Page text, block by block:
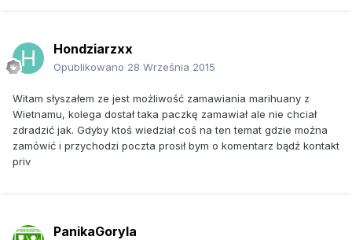
Hondziarzxx
Opublikowano 28 Września 2015
Witam słyszałem ze jest możliwość zamawiania marihuany z
Wietnamu, kolega dostał taka paczkę zamawiał ale nie chciał
zdradzić jak. Gdyby ktoś wiedział coś na ten temat gdzie można
zamówić i przychodzi poczta prosił bym o komentarz bądź kontakt
priv
PanikaGoryla